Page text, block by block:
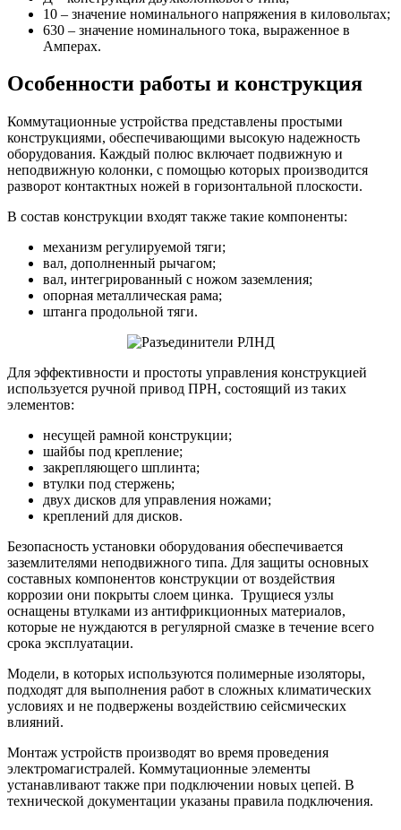
10 – значение номинального напряжения в киловольтах;
630 – значение номинального тока, выраженное в
Амперах.
Особенности работы и конструкция
Коммутационные устройства представлены простыми
конструкциями, обеспечивающими высокую надежность
оборудования. Каждый полюс включает подвижную и
неподвижную колонки, с помощью которых производится
разворот контактных ножей в горизонтальной плоскости.
В состав конструкции входят также такие компоненты:
механизм регулируемой тяги;
вал, дополненный рычагом;
вал, интегрированный с ножом заземления;
опорная металлическая рама;
штанга продольной тяги.
Для эффективности и простоты управления конструкцией
используется ручной привод ПРН, состоящий из таких
элементов:
несущей рамной конструкции;
шайбы под крепление;
закрепляющего шплинта;
втулки под стержень;
двух дисков для управления ножами;
креплений для дисков.
Безопасность установки оборудования обеспечивается
заземлителями неподвижного типа. Для защиты основных
составных компонентов конструкции от воздействия
коррозии они покрыты слоем цинка. Трущиеся узлы
оснащены втулками из антифрикционных материалов,
которые не нуждаются в регулярной смазке в течение всего
срока эксплуатации.
Модели, в которых используются полимерные изоляторы,
подходят для выполнения работ в сложных климатических
условиях и не подвержены воздействию сейсмических
влияний.
Монтаж устройств производят во время проведения
электромагистралей. Коммутационные элементы
устанавливают также при подключении новых цепей. В
технической документации указаны правила подключения.